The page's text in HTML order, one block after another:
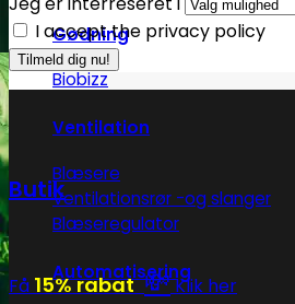
Gødning
Biobizz
Ventilation
Blæsere
Ventilationsrør -og slanger
Blæseregulator
Automatisering
I accept the privacy policy
Butik
Få 15% rabat 💸Klik her